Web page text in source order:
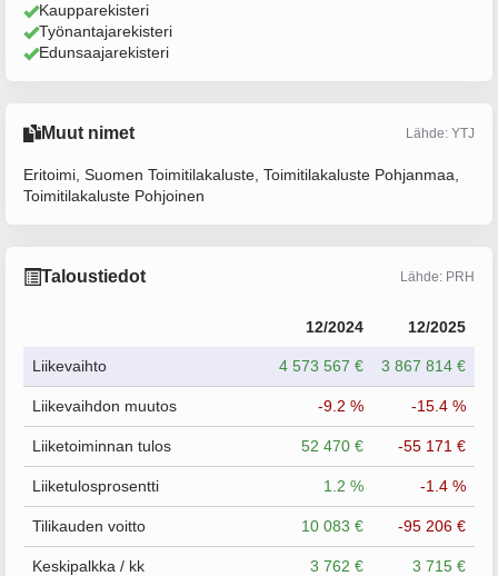
Kaupparekisteri
Työnantajarekisteri
Edunsaajarekisteri
Muut nimet Lähde: YTJ
Eritoimi, Suomen Toimitilakaluste, Toimitilakaluste Pohjanmaa,
Toimitilakaluste Pohjoinen
Taloustiedot Lähde: PRH
12/2024 12/2025
Liikevaihto 4 573 567 € 3 867 814 €
Liikevaihdon muutos -9.2 % -15.4 %
Liiketoiminnan tulos 52 470 € -55 171 €
Liiketulosprosentti 1.2 % -1.4 %
Tilikauden voitto 10 083 € -95 206 €
Keskipalkka / kk 3 762 € 3 715 €